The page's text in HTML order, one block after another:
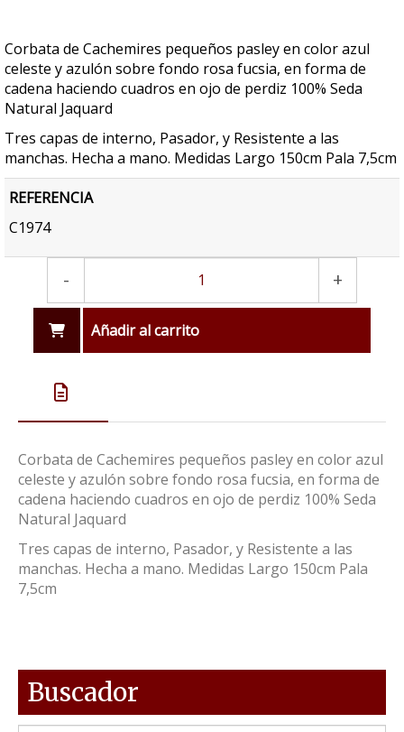
Corbata de Cachemires pequeños pasley en color azul
celeste y azulón sobre fondo rosa fucsia, en forma de
cadena haciendo cuadros en ojo de perdiz 100% Seda
Natural Jaquard
Tres capas de interno, Pasador, y Resistente a las
manchas. Hecha a mano. Medidas Largo 150cm Pala 7,5cm
REFERENCIA
C1974
- +
Añadir al carrito
Corbata de Cachemires pequeños pasley en color azul
celeste y azulón sobre fondo rosa fucsia, en forma de
cadena haciendo cuadros en ojo de perdiz 100% Seda
Natural Jaquard
Tres capas de interno, Pasador, y Resistente a las
manchas. Hecha a mano. Medidas Largo 150cm Pala
7,5cm
Buscador